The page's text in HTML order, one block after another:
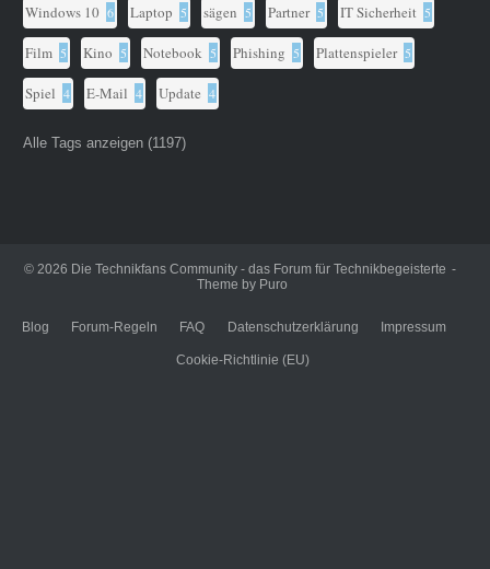
Windows 10 6 Laptop 5 sägen 5 Partner 5 IT Sicherheit 5
Film 5 Kino 5 Notebook 5 Phishing 5 Plattenspieler 5
Spiel 4 E-Mail 4 Update 4
Alle Tags anzeigen (1197)
© 2026 Die Technikfans Community - das Forum für Technikbegeisterte
Theme by Puro
Blog Forum-Regeln FAQ Datenschutzerklärung Impressum
Cookie-Richtlinie (EU)